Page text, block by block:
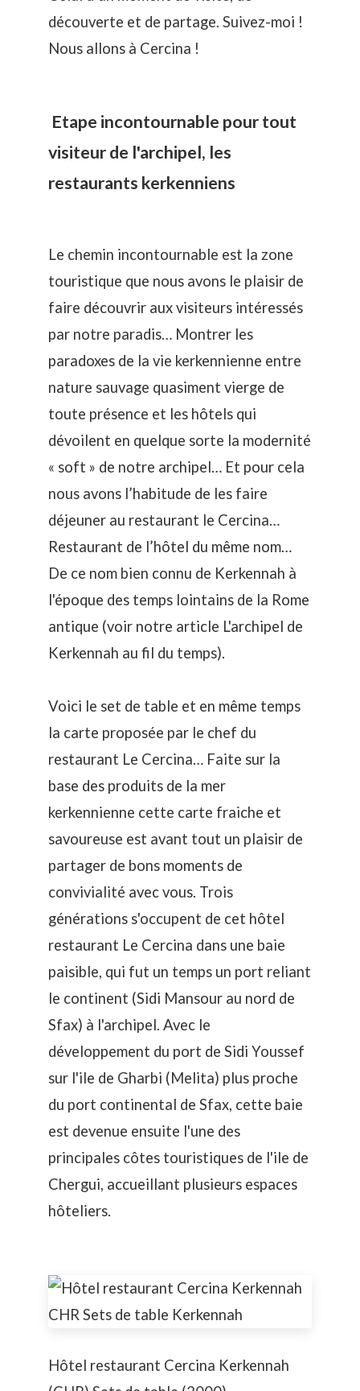
découverte et de partage. Suivez-moi !
Nous allons à Cercina !
Etape incontournable pour tout
visiteur de l'archipel, les
restaurants kerkenniens
Le chemin incontournable est la zone
touristique que nous avons le plaisir de
faire découvrir aux visiteurs intéressés
par notre paradis… Montrer les
paradoxes de la vie kerkennienne entre
nature sauvage quasiment vierge de
toute présence et les hôtels qui
dévoilent en quelque sorte la modernité
« soft » de notre archipel… Et pour cela
nous avons l’habitude de les faire
déjeuner au restaurant le Cercina…
Restaurant de l’hôtel du même nom…
De ce nom bien connu de Kerkennah à
l'époque des temps lointains de la Rome
antique (voir notre article L'archipel de
Kerkennah au fil du temps).
Voici le set de table et en même temps
la carte proposée par le chef du
restaurant Le Cercina… Faite sur la
base des produits de la mer
kerkennienne cette carte fraiche et
savoureuse est avant tout un plaisir de
partager de bons moments de
convivialité avec vous. Trois
générations s'occupent de cet hôtel
restaurant Le Cercina dans une baie
paisible, qui fut un temps un port reliant
le continent (Sidi Mansour au nord de
Sfax) à l'archipel. Avec le
développement du port de Sidi Youssef
sur l'ile de Gharbi (Melita) plus proche
du port continental de Sfax, cette baie
est devenue ensuite l'une des
principales côtes touristiques de l'ile de
Chergui, accueillant plusieurs espaces
hôteliers.
Hôtel restaurant Cercina Kerkennah